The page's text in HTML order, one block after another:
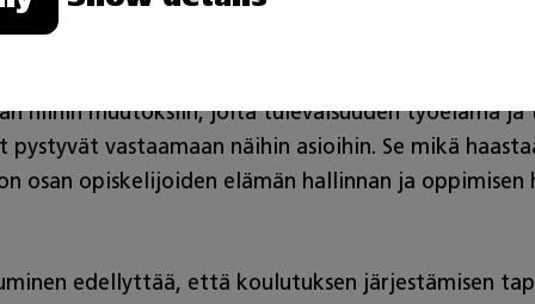
ohjaus perustuu selkeästi
niihin muutoksiin, joita tulevaisuuden työelämä
vastaamaan näihin asioihin. Se mikä
osan opiskelijoiden elämän hallinnan ja oppimisen
edellyttää, että koulutuksen järjestämisen